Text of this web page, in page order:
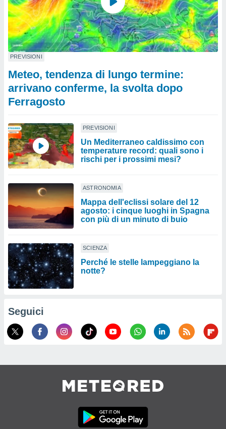
PREVISIONI
Meteo, tendenza di lungo termine:
arrivano conferme, la svolta dopo
Ferragosto
PREVISIONI
Un Mediterraneo caldissimo con
temperature record: quali sono i
rischi per i prossimi mesi?
ASTRONOMIA
Mappa dell'eclissi solare del 12
agosto: i cinque luoghi in Spagna
con più di un minuto di buio
SCIENZA
Perché le stelle lampeggiano la
notte?
Seguici